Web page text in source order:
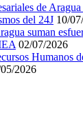
de
del 24J 10/
suman
02/07/2026
Humanos
2026